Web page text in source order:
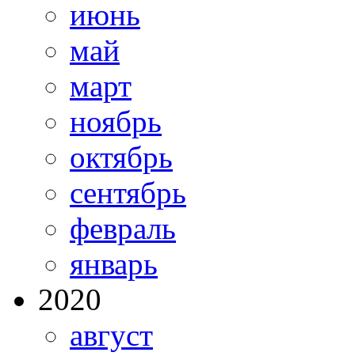
июнь
май
март
ноябрь
октябрь
сентябрь
февраль
январь
2020
август